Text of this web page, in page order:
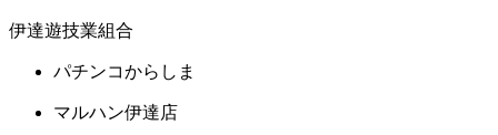
伊達遊技業組合
パチンコからしま
マルハン伊達店